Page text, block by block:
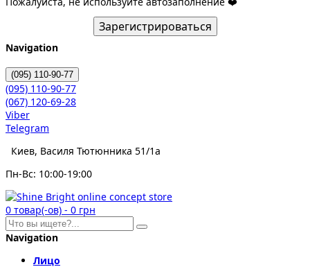
Зарегистрироваться
Navigation
(095) 110-90-77
(095) 110-90-77
(067) 120-69-28
Viber
Telegram
Киев, Василя Тютюнника 51/1а
Пн-Вс: 10:00-19:00
0 товар(-ов) - 0 грн
Navigation
Лицо